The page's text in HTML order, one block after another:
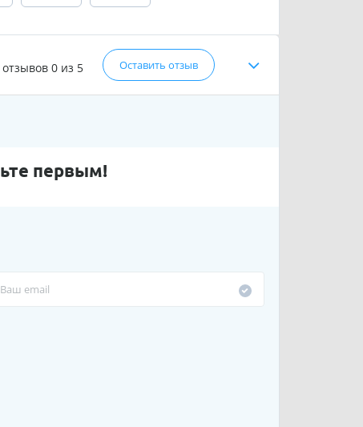
0 из 5 Оставить отзыв
первым!